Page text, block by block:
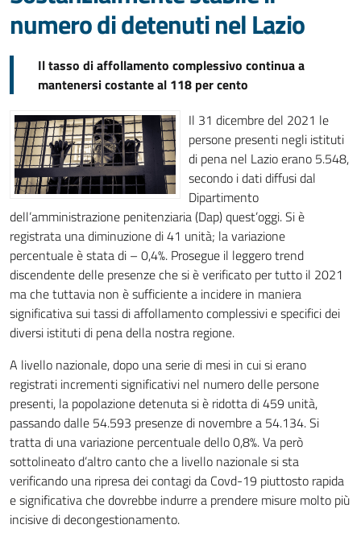
numero di detenuti nel Lazio
Il tasso di affollamento complessivo continua a
mantenersi costante al 118 per cento
Il 31 dicembre del 2021 le
persone presenti negli istituti
di pena nel Lazio erano 5.548,
secondo i dati diffusi dal
Dipartimento
dell’amministrazione penitenziaria (Dap) quest’oggi. Si è
registrata una diminuzione di 41 unità; la variazione
percentuale è stata di – 0,4%. Prosegue il leggero trend
discendente delle presenze che si è verificato per tutto il 2021
ma che tuttavia non è sufficiente a incidere in maniera
significativa sui tassi di affollamento complessivi e specifici dei
diversi istituti di pena della nostra regione.
A livello nazionale, dopo una serie di mesi in cui si erano
registrati incrementi significativi nel numero delle persone
presenti, la popolazione detenuta si è ridotta di 459 unità,
passando dalle 54.593 presenze di novembre a 54.134. Si
tratta di una variazione percentuale dello 0,8%. Va però
sottolineato d’altro canto che a livello nazionale si sta
verificando una ripresa dei contagi da Covd-19 piuttosto rapida
e significativa che dovrebbe indurre a prendere misure molto più
incisive di decongestionamento.